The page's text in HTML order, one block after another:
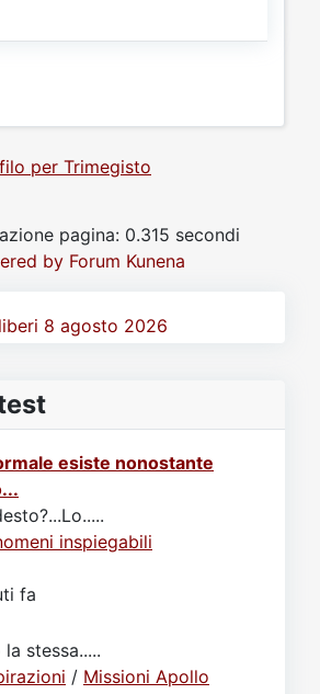
per Trimegisto
pagina: 0.315 secondi
by Forum Kunena
8 agosto 2026
esiste nonostante
inspiegabili
fa
stessa.....
/ Missioni Apollo